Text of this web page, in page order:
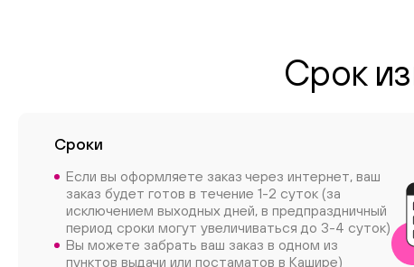
Срок
Сроки
Если вы оформляете заказ через интернет, ваш
заказ будет готов в течение 1-2 суток (за
исключением выходных дней, в предпраздничный
период сроки могут увеличиваться до 3-4 суток)
Вы можете забрать ваш заказ в одном из
пунктов выдачи или постаматов в Кашире)